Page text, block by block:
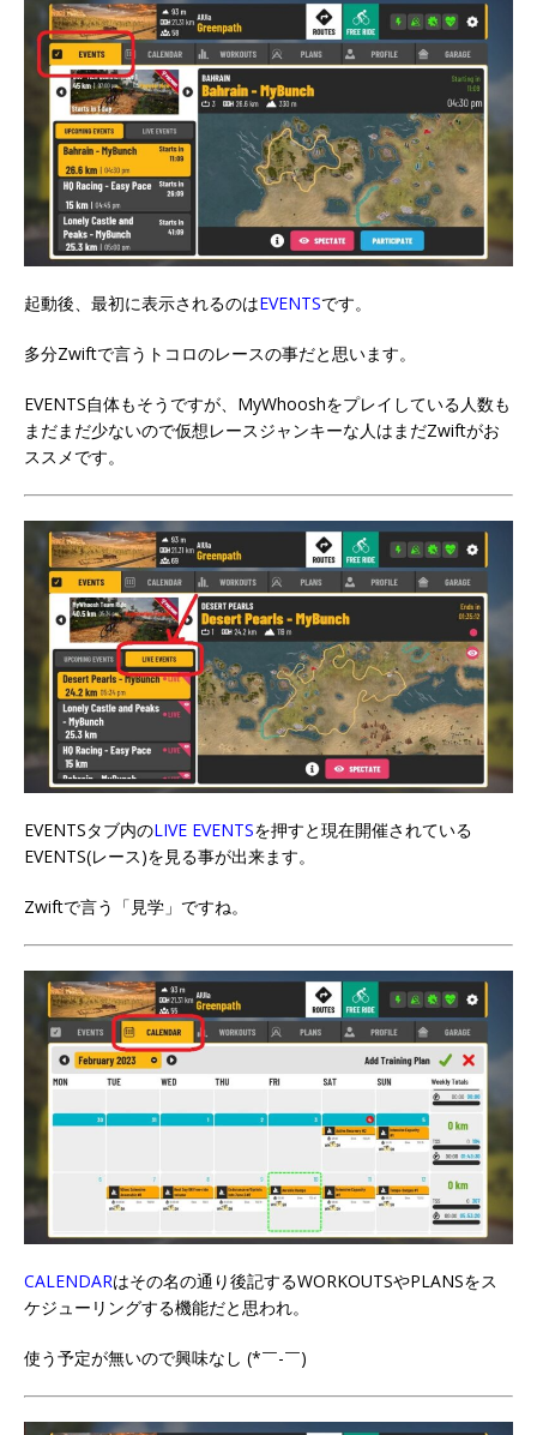
起動後、最初に表示されるのはEVENTSです。
多分Zwiftで言うトコロのレースの事だと思います。
EVENTS自体もそうですが、MyWhooshをプレイしている人数も
まだまだ少ないので仮想レースジャンキーな人はまだZwiftがお
ススメです。
EVENTSタブ内のLIVE EVENTSを押すと現在開催されている
EVENTS(レース)を見る事が出来ます。
Zwiftで言う「見学」ですね。
CALENDARはその名の通り後記するWORKOUTSやPLANSをス
ケジューリングする機能だと思われ。
使う予定が無いので興味なし (*￣-￣)